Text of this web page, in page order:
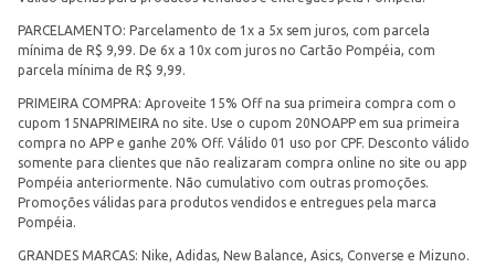
PARCELAMENTO: Parcelamento de 1x a 5x sem juros, com parcela
mínima de R$ 9,99. De 6x a 10x com juros no Cartão Pompéia, com
parcela mínima de R$ 9,99.
PRIMEIRA COMPRA: Aproveite 15% Off na sua primeira compra com o
cupom 15NAPRIMEIRA no site. Use o cupom 20NOAPP em sua primeira
compra no APP e ganhe 20% Off. Válido 01 uso por CPF. Desconto válido
somente para clientes que não realizaram compra online no site ou app
Pompéia anteriormente. Não cumulativo com outras promoções.
Promoções válidas para produtos vendidos e entregues pela marca
Pompéia.
GRANDES MARCAS: Nike, Adidas, New Balance, Asics, Converse e Mizuno.